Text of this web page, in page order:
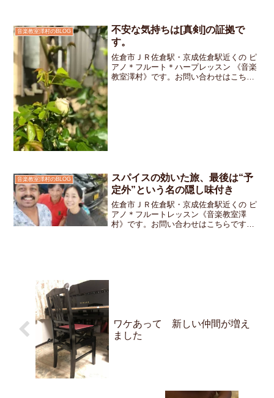
たあ、かっこいいな…と思ったその瞬
間、「あっ！」と、ふたり同...
音楽教室澤村のBLOG
不安な気持ちは[真剣]の証拠で
す。
佐倉市ＪＲ佐倉駅・京成佐倉駅近くの ピ
アノ＊フルート＊ハープレッスン 《音楽
教室澤村》です。お問い合わせはこちら
音楽教室澤村のBLOG
スパイスの効いた旅、最後は“予
定外”という名の隠し味付き
佐倉市ＪＲ佐倉駅・京成佐倉駅近くの ピ
アノ＊フルートレッスン《音楽教室澤
村》です。お問い合わせはこちらです空
ワケあって 新しい仲間が増え
ました